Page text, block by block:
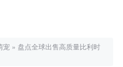
宠 » 盘点全球出售高质量比利时